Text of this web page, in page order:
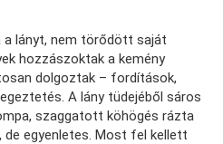
a lányt, nem törődött saját
hozzászoktak a kemény
dolgoztak – fordítások,
A lány tüdejéből sáros
szaggatott köhögés rázta
de egyenletes. Most fel kellett